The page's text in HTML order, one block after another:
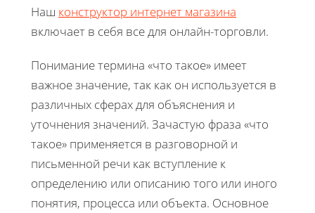
Наш конструктор интернет магазина
включает в себя все для онлайн-торговли.
Понимание термина «что такое» имеет
важное значение, так как он используется в
различных сферах для объяснения и
уточнения значений. Зачастую фраза «что
такое» применяется в разговорной и
письменной речи как вступление к
определению или описанию того или иного
понятия, процесса или объекта. Основное